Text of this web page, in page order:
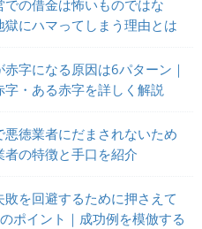
での借金は怖いものではな
獄にハマってしまう理由とは
字になる原因は6パターン｜
字・ある赤字を詳しく解説
悪徳業者にだまされないため
者の特徴と手口を紹介
敗を回避するために押さえて
ポイント｜成功例を模倣する